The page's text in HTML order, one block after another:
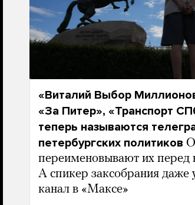
«Виталий Выбор
«За Питер», «Транспорт
теперь называются
петербургских политиков
переименовывают их перед
А спикер заксобрания даже
канал в «Максе»